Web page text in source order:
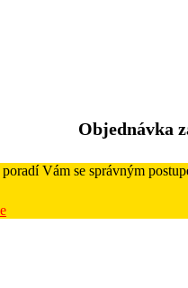
Objednávka
Vám se správným